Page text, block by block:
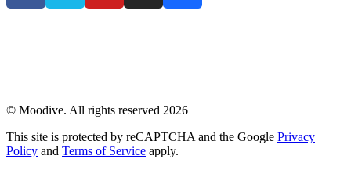
© Moodive. All rights reserved 2026
This site is protected by reCAPTCHA and the Google Privacy
Policy and Terms of Service apply.